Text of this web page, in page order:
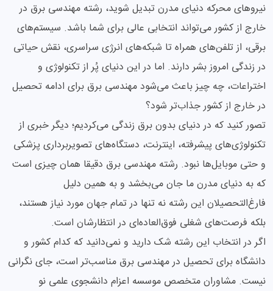
نیروهای محرکه دنیای مدرن تبدیل شوید، رشته مهندسی برق در
خارج از کشور می‌تواند انتخابی عالی برای شما باشد. سیستم‌های
برقی، از تلفن‌های همراه تا شبکه‌های انرژی سراسری، نقش حیاتی
در زندگی امروز بشر دارند. اما در این دنیای پُر از تکنولوژی و
اختراعات، چه چیز باعث می‌شود مهندسی برق برای ادامه تحصیل
در خارج از کشور جذاب‌تر شود؟
تصور کنید که در دنیای بدون برق زندگی می‌کردیم؛ دیگر خبری از
تکنولوژی‌های پیشرفته، اینترنت، دستگاه‌های تصویربرداری پزشکی
و حتی موبایل‌ها نبود. رشته مهندسی برق دقیقا همان چیزی است
که به دنیای مدرن ما جان می‌بخشد و به همین دلیل
فارغ‌التحصیلان این رشته نه تنها در تمام جهان مورد نیاز هستند،
بلکه فرصت‌های شغلی فوق‌العاده‌ای در انتظارشان است.
اگر در انتخاب این رشته شک دارید و نمی‌دانید که کدام کشور و
دانشگاه برای تحصیل در مهندسی برق مناسب‌تر است، جای نگرانی
نیست. مشاوران متخصص موسسه اعزام دانشجوی علمی نو